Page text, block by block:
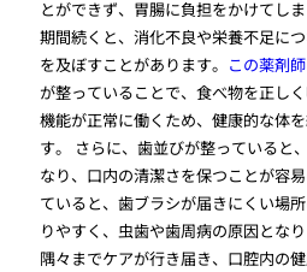
とができず、胃腸に負担をかけてし
期間続くと、消化不良や栄養不足に
を及ぼすことがあります。 この薬剤
が整っていることで、食べ物を正し
機能が正常に働くため、健康的な体
す。 さらに、歯並びが整っていると
なり、口内の清潔さを保つことが容
ていると、歯ブラシが届きにくい場
りやすく、虫歯や歯周病の原因とな
隅々までケアが行き届き、口腔内の